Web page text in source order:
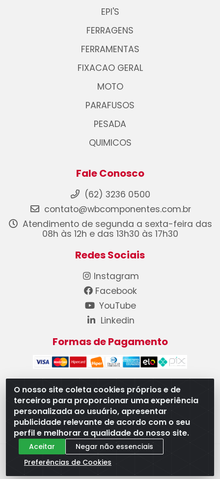
O nosso site coleta cookies próprios e de
terceiros para proporcionar uma experiência
personalizada ao usuário, apresentar
publicidade relevante de acordo com o seu
perfil e melhorar a qualidade do nosso site.
Aceitar
Negar não essenciais
Preferências de Cookies
EPI'S
FERRAGENS
FERRAMENTAS
FIXACAO GERAL
MOTO
PARAFUSOS
PESADA
QUIMICOS
Fale Conosco
(62) 3236 0500
contato@wbcomponentes.com.br
Atendimento de segunda a sexta-feira das
08h às 12h e das 13h30 às 17h30
Redes Sociais
Instagram
Facebook
YouTube
Linkedin
Formas de Pagamento
WB Componentes Automotivos LTDA - CNPJ
08.528.393/0001-12 - Rua do Níquel, 667 - Parque
Oeste Industrial, Goiânia/GO - CEP 74375-660